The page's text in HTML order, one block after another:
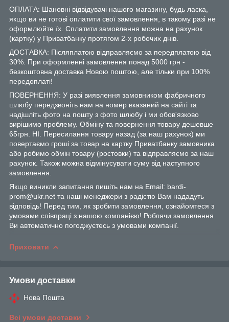
ОПЛАТА: Шановні відвідувачі нашого магазину, будь ласка,
якщо ви не готові оплатити свої замовлення, в такому разі не
оформлюйте їх. Сплатити замовлення можна на рахунок
(картку) у Приватбанку протягом 2-х робочих днів.
ДОСТАВКА: Післяплатою відправляємо за передплатою від
30%. При оформленні замовлення понад 5000 грн -
безкоштовна доставка Новою поштою, але тільки при 100%
передоплаті!
ПОВЕРНЕННЯ: У разі виявлення замовником фабричного
шлюбу передзвоніть нам на номер вказаний на сайті та
надішліть фото на пошту з фото шлюбу і ми обов'язково
вирішимо проблему. Обміну та повернення товару дешевше
65грн. НІ. Пересилання товару назад (за наш рахунок) ми
повертаємо гроші за товар на картку Приватбанку замовника
або робимо обмін товару (ростовки) та відправляємо за наш
рахунок. Також можна відмінусувати суму від наступного
замовлення.
Якщо виникли запитання пишіть нам на Email: bardi-
prom@ukr.net та наші менеджери з радістю Вам нададуть
відповідь! Перед тим, як зробити замовлення, ознайомтеся з
умовами співпраці з нашою компанією! Роблячи замовлення
Ви автоматично погоджуєтесь з умовами компанії.
Приховати
Умови доставки
Нова Пошта
Всі умови доставки